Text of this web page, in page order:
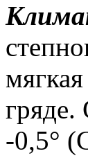
гряде.
-0,5°